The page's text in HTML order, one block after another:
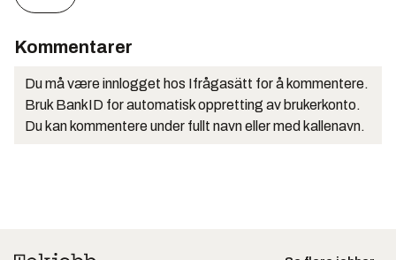
Kommentarer
Du må være innlogget hos Ifrågasätt for å kommentere.
Bruk BankID for automatisk oppretting av brukerkonto.
Du kan kommentere under fullt navn eller med kallenavn.